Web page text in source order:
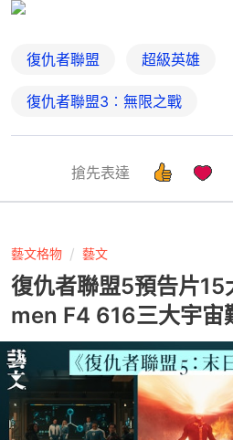
復仇者聯盟 超級英雄
復仇者聯盟3︰無限之戰
搶先表達
藝文格物 藝文
復仇者聯盟5預告片15
men F4 616三大宇宙